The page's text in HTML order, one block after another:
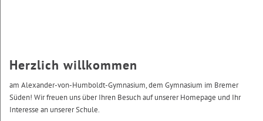
Herzlich willkommen
am Alexander-von-Humboldt-Gymnasium, dem Gymnasium im Bremer
Süden! Wir freuen uns über Ihren Besuch auf unserer Homepage und Ihr
Interesse an unserer Schule.